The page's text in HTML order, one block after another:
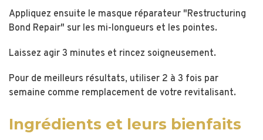
Appliquez ensuite le masque réparateur "Restructuring
Bond Repair" sur les mi-longueurs et les pointes.
Laissez agir 3 minutes et rincez soigneusement.
Pour de meilleurs résultats, utiliser 2 à 3 fois par
semaine comme remplacement de votre revitalisant.
Ingrédients et leurs bienfaits